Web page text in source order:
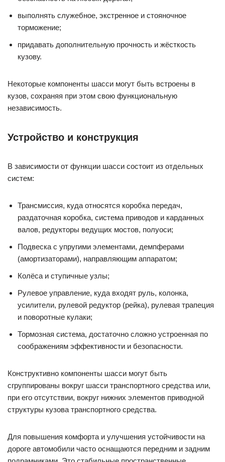
выполнять служебное, экстренное и стояночное
торможение;
придавать дополнительную прочность и жёсткость
кузову.
Некоторые компоненты шасси могут быть встроены в
кузов, сохраняя при этом свою функциональную
независимость.
Устройство и конструкция
В зависимости от функции шасси состоит из отдельных
систем:
Трансмиссия, куда относятся коробка передач,
раздаточная коробка, система приводов и карданных
валов, редукторы ведущих мостов, полуоси;
Подвеска с упругими элементами, демпферами
(амортизаторами), направляющим аппаратом;
Колёса и ступичные узлы;
Рулевое управление, куда входят руль, колонка,
усилители, рулевой редуктор (рейка), рулевая трапеция
и поворотные кулаки;
Тормозная система, достаточно сложно устроенная по
соображениям эффективности и безопасности.
Конструктивно компоненты шасси могут быть
сгруппированы вокруг шасси транспортного средства или,
при его отсутствии, вокруг нижних элементов приводной
структуры кузова транспортного средства.
Для повышения комфорта и улучшения устойчивости на
дороге автомобили часто оснащаются передним и задним